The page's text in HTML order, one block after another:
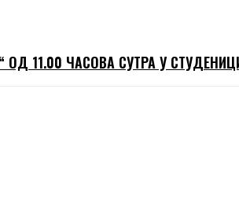
ОД 11.00 ЧАСОВА СУТРА У